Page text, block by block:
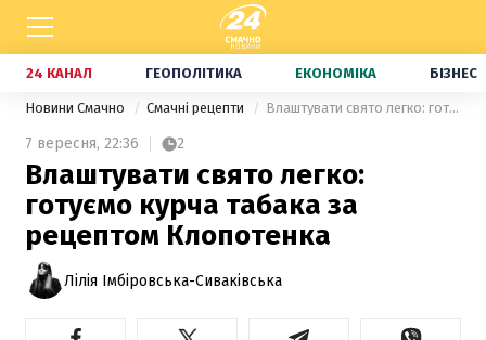
24 КАНАЛ ГЕОПОЛІТИКА ЕКОНОМІКА БІЗНЕС
Новини Смачно Смачні рецепти Влаштувати свято легко: готуємо курча табака за рецептом Клопотенка
7 вересня, 22:36 2
Влаштувати свято легко:
готуємо курча табака за
рецептом Клопотенка
Лілія Імбіровська-Сиваківська